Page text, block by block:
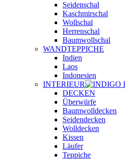
Seidenschal
Kaschmirschal
Wollschal
Herrenschal
Baumwollschal
WANDTEPPICHE
Indien
Laos
Indonesien
INTERIEUR
DECKEN
Überwürfe
Baumwolldecken
Seidendecken
Wolldecken
Kissen
Läufer
Teppiche